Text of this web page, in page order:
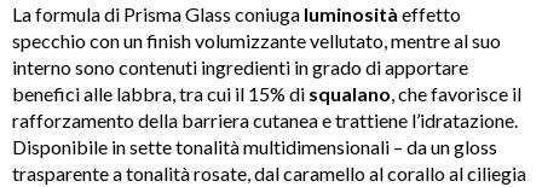
La formula di Prisma Glass coniuga luminosità effetto
specchio con un finish volumizzante vellutato, mentre al suo
interno sono contenuti ingredienti in grado di apportare
benefici alle labbra, tra cui il 15% di squalano, che favorisce il
rafforzamento della barriera cutanea e trattiene l’idratazione.
Disponibile in sette tonalità multidimensionali – da un gloss
trasparente a tonalità rosate, dal caramello al corallo al ciliegia